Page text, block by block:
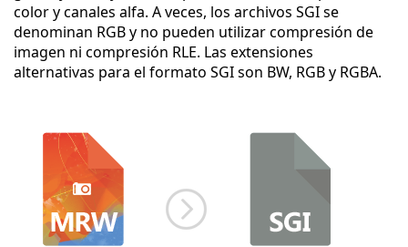
color y canales alfa. A veces, los archivos SGI se
denominan RGB y no pueden utilizar compresión de
imagen ni compresión RLE. Las extensiones
alternativas para el formato SGI son BW, RGB y RGBA.